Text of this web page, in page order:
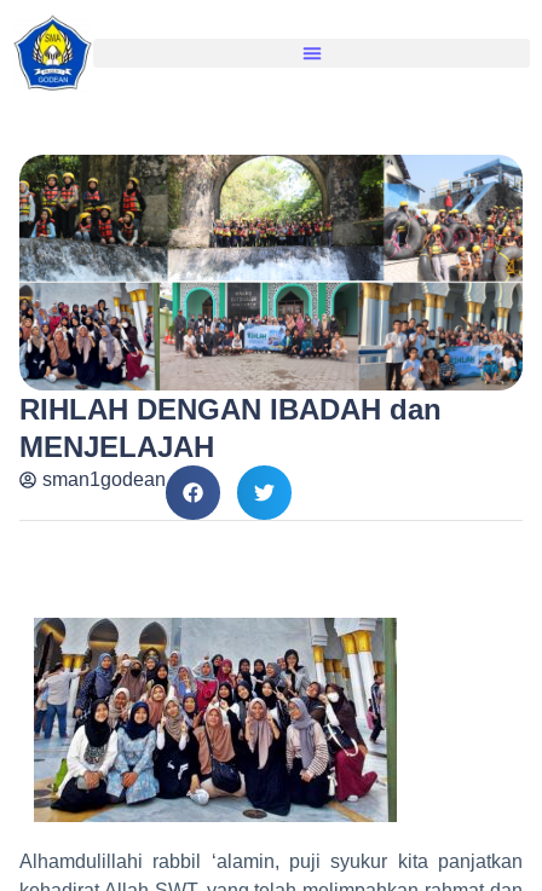
RIHLAH DENGAN IBADAH dan
MENJELAJAH
sman1godean
Alhamdulillahi rabbil ‘alamin, puji syukur kita panjatkan